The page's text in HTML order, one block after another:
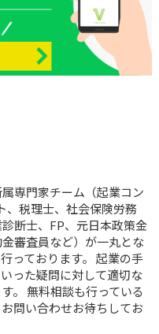
専門家チーム（起業コン
、税理士、社会保険労務
断士、FP、元日本政策金
審査員など）が一丸とな
っております。 起業の手
った疑問に対して適切な
。 無料相談も行っている
問い合わせお待ちしてお